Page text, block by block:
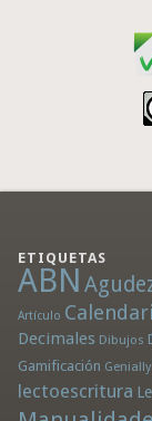
ETIQUETAS
ABN
Artículo
Decimales Dibujos
Gamificación Genially
lectoescritura